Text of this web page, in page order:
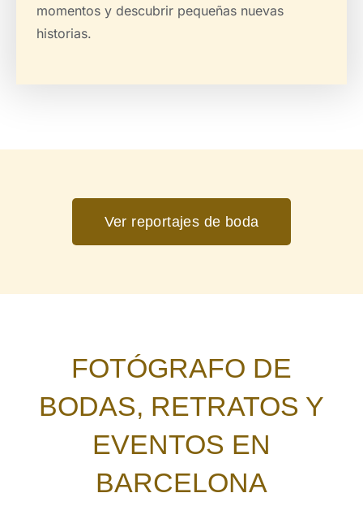
momentos y descubrir pequeñas nuevas
historias.
Ver reportajes de boda
FOTÓGRAFO DE
BODAS, RETRATOS Y
EVENTOS EN
BARCELONA